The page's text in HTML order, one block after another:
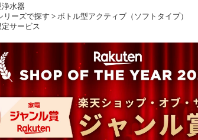
水器
リーズで探す > ボトル型アクティブ（ソフトタイプ）
サービス